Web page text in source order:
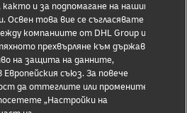
както и за подпомагане на нашите
това вие се съгласявате с
компаниите от DHL Group и,
прехвърляне към държави,
на защита на данните,
съюз. За повече
да оттеглите или промените
„Настройки на